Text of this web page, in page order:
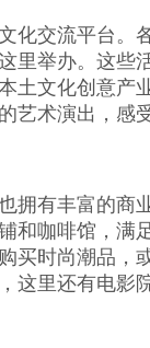
化交流平台。
里举办。这些
土文化创意产
艺术演出，感
拥有丰富的商
和咖啡馆，满
买时尚潮品，
这里还有电影